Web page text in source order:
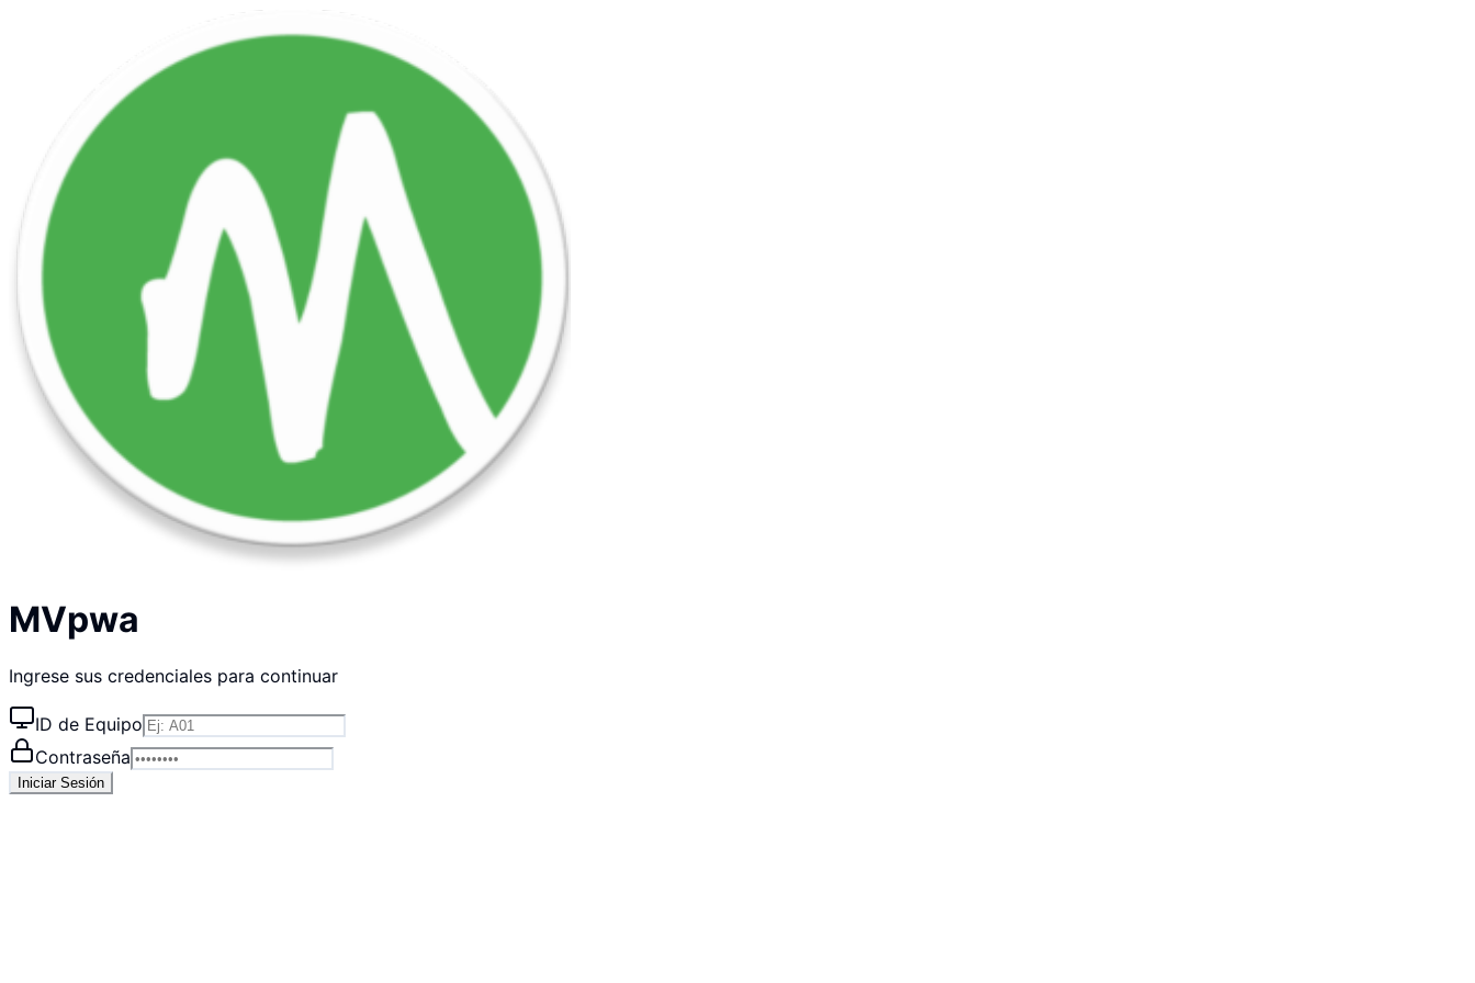
MVpwa
Ingrese sus credenciales para continuar
ID de Equipo
Contraseña
Iniciar Sesión